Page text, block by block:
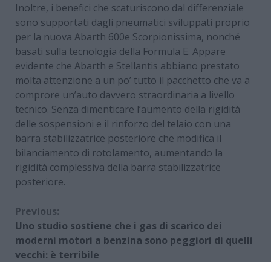
Inoltre, i benefici che scaturiscono dal differenziale
sono supportati dagli pneumatici sviluppati proprio
per la nuova Abarth 600e Scorpionissima, nonché
basati sulla tecnologia della Formula E. Appare
evidente che Abarth e Stellantis abbiano prestato
molta attenzione a un po’ tutto il pacchetto che va a
comprore un’auto davvero straordinaria a livello
tecnico. Senza dimenticare l’aumento della rigidità
delle sospensioni e il rinforzo del telaio con una
barra stabilizzatrice posteriore che modifica il
bilanciamento di rotolamento, aumentando la
rigidità complessiva della barra stabilizzatrice
posteriore.
Continue
Reading
Previous:
Uno studio sostiene che i gas di scarico dei
moderni motori a benzina sono peggiori di quelli
vecchi: è terribile